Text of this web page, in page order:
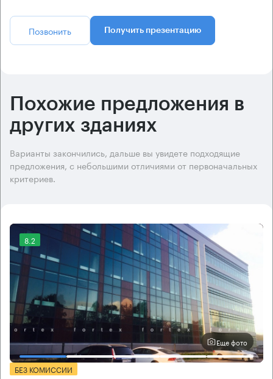
Позвонить Получить презентацию
Похожие предложения в
других зданиях
Варианты закончились, дальше вы увидете подходящие
предложения, с небольшими отличиями от первоначальных
критериев.
8.2
Еще фото
БЕЗ КОМИССИИ